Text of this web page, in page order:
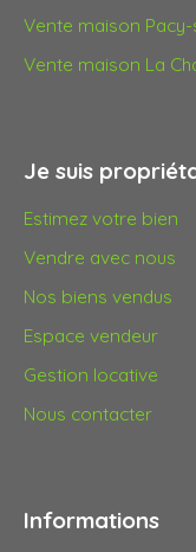
Vente maison Pacy-
Vente maison La
Je suis
Estimez votre bien
Vendre avec nous
Nos biens vendus
Espace vendeur
Gestion locative
Nous contacter
Informations